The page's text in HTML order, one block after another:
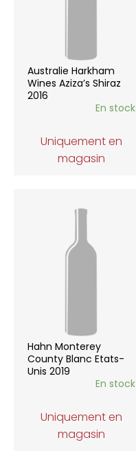
Australie Harkham
Wines Aziza’s Shiraz
2016
En stock
Uniquement en
magasin
Hahn Monterey
County Blanc Etats-
Unis 2019
En stock
Uniquement en
magasin